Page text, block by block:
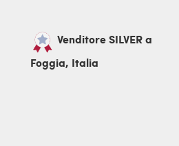
Venditore SILVER a
Foggia, Italia